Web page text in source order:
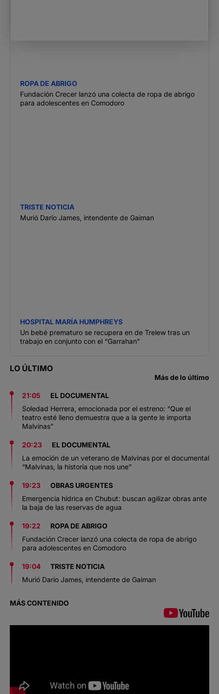
ROPA DE ABRIGO
Fundación Crecer lanzó una colecta de ropa de abrigo
para adolescentes en Comodoro
TRISTE NOTICIA
Murió Darío James, intendente de Gaiman
HOSPITAL MARÍA HUMPHREYS
Un bebé prematuro se recupera en de Trelew tras un
trabajo en conjunto con el “Garrahan”
LO ÚLTIMO
Más de lo último
21:05
EL DOCUMENTAL
Soledad Herrera, emocionada por el estreno: “Que el
teatro esté lleno demuestra que a la gente le importa
Malvinas”
20:23
EL DOCUMENTAL
La emoción de un veterano de Malvinas por el documental
“Malvinas, la historia que nos une”
19:23
OBRAS URGENTES
Emergencia hídrica en Chubut: buscan agilizar obras ante
la baja de las reservas de agua
19:22
ROPA DE ABRIGO
Fundación Crecer lanzó una colecta de ropa de abrigo
para adolescentes en Comodoro
19:04
TRISTE NOTICIA
Murió Darío James, intendente de Gaiman
MÁS CONTENIDO